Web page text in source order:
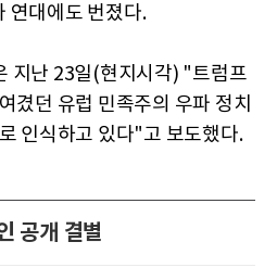
연대에도 번졌다.
지난 23일(현지시각) "트럼프
겼던 유럽 민족주의 우파 정치
인식하고 있다"고 보도했다.
공개 결별